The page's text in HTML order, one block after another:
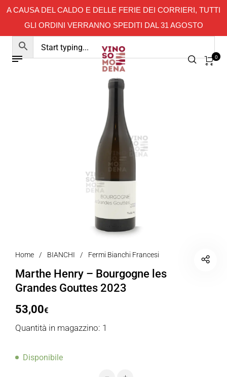
A CAUSA DEL CALDO E DELLE FERIE DEI CORRIERI, TUTTI
GLI ORDINI VERRANNO SPEDITI DAL 31 AGOSTO
0
Home / BIANCHI / Fermi Bianchi Francesi
Marthe Henry – Bourgogne les
Grandes Gouttes 2023
53,00€
Quantità in magazzino: 1
Disponibile
Marthe Henry - Bourgogne les